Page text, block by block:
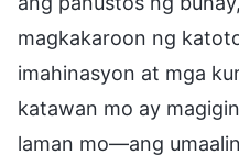
magkakaroon ng
imahinasyon at mga
katawan mo ay
laman mo—ang